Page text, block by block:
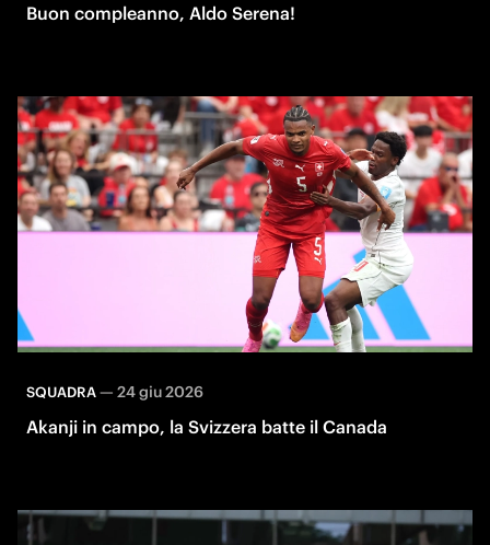
Buon compleanno, Aldo Serena!
SQUADRA— 24 giu 2026
Akanji in campo, la Svizzera batte il Canada